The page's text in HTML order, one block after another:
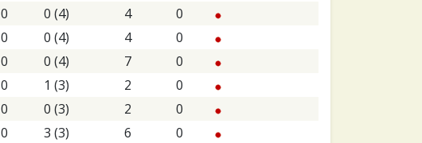
0 0 (4) 4
0
0 0 (4) 4
0
0 0 (4) 7
0
0 1 (3) 2
0
0 0 (3) 2
0
0 3 (3) 6
0